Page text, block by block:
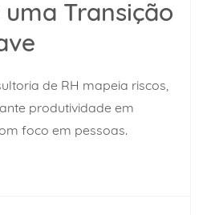
Transição
de RH mapeia riscos,
produtividade em
foco em pessoas.